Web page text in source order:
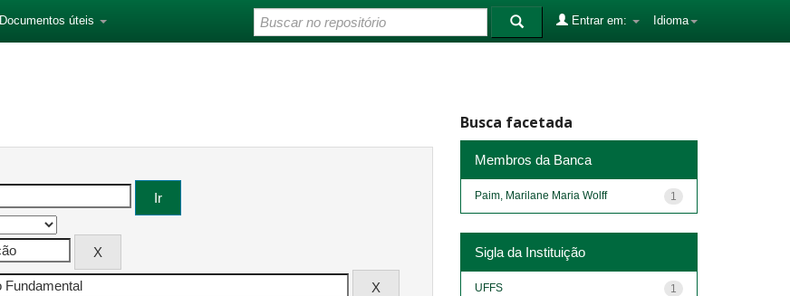
Documentos úteis Idioma
Entrar em:
Busca facetada
Membros da Banca
1
Paim, Marilane Maria Wolff
Sigla da Instituição
1
UFFS